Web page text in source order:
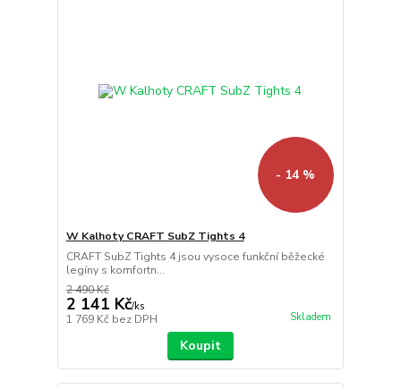
- 14 %
W Kalhoty CRAFT SubZ Tights 4
CRAFT SubZ Tights 4 jsou vysoce funkční běžecké
legíny s komfortn...
2 490 Kč
2 141 Kč/ks
1 769 Kč bez DPH Skladem
Koupit